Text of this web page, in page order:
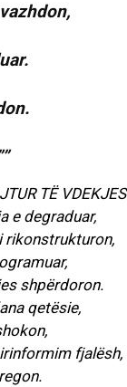
TË VDEKJES
e degraduar,
rikonstrukturon,
shpërdoron.
qetësie,
fjalësh,